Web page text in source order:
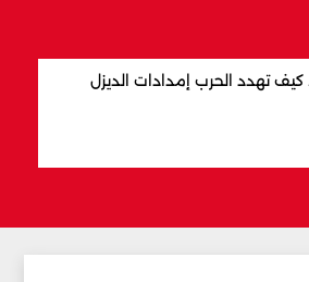
كيف تهدد الحرب إمدادات الديزل